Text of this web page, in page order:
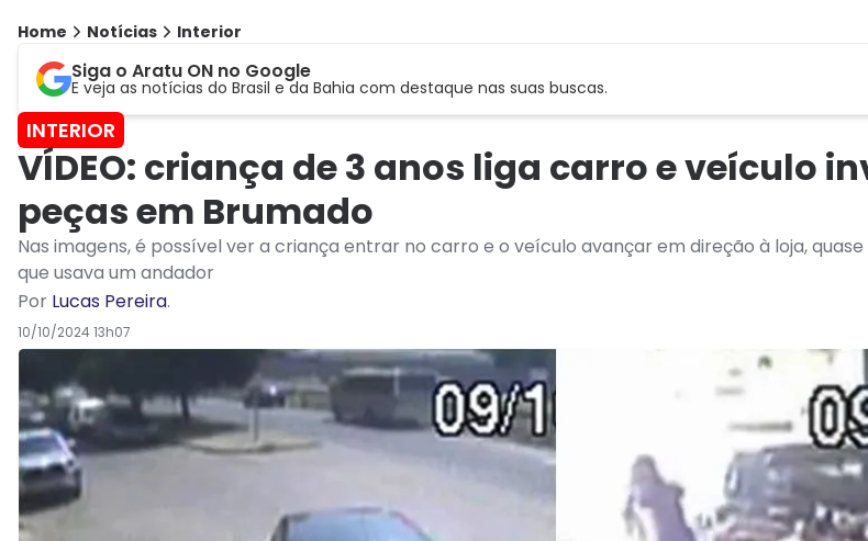
Home Notícias Interior
Siga o Aratu ON no Google
E veja as notícias do Brasil e da Bahia com destaque nas suas buscas.
INTERIOR
VÍDEO: criança de 3 anos liga carro e veículo
peças em Brumado
Nas imagens, é possível ver a criança entrar no carro e o veículo avançar em direção à loja,
que usava um andador
Por Lucas Pereira.
10/10/2024 13h07